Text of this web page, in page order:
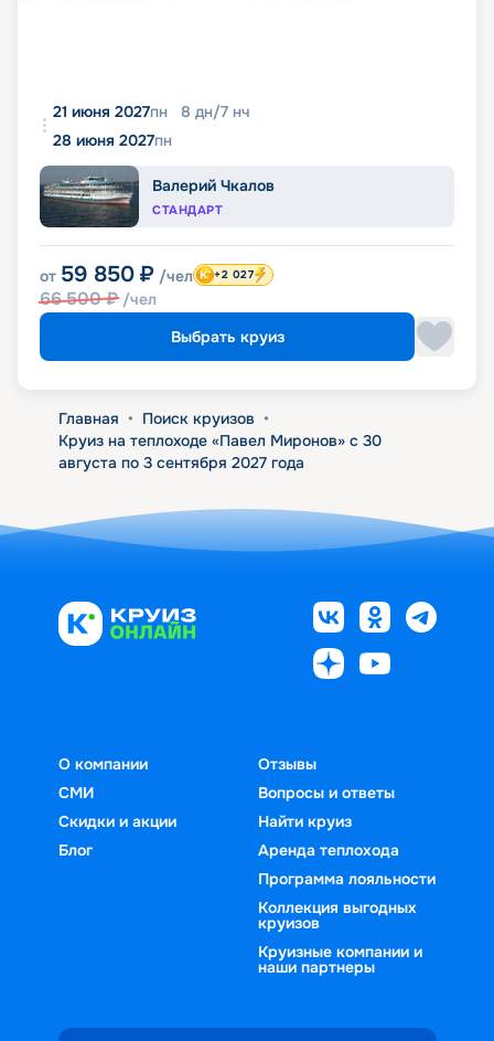
21 июня 2027пн 8 дн/7 нч
28 июня 2027пн
Валерий Чкалов
СТАНДАРТ
от 59 850 ₽ /чел
66 500₽ /чел
+2 027
Выбрать круиз
Главная • Поиск круизов •
Круиз на теплоходе «Павел Миронов» с 30
августа по 3 сентября 2027 года
О компании
СМИ
Скидки и акции
Блог
Отзывы
Вопросы и ответы
Найти круиз
Аренда теплохода
Программа лояльности
Коллекция выгодных
круизов
Круизные компании и
наши партнеры